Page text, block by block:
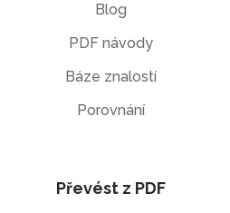
Blog
PDF návody
Báze znalostí
Porovnání
Převést z PDF